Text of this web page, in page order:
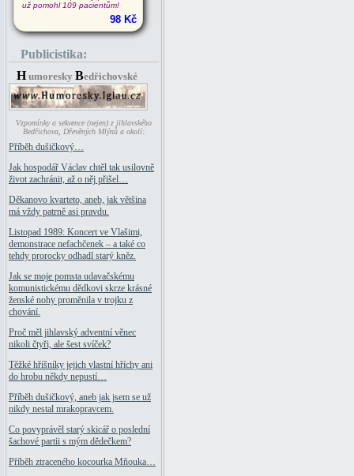
už pomohl 109 pacientům!
98 Kč
Publicistika:
H umoresky Bedřichovské
Vzpomínky a sekvence (nejen) z jihlavského
Bedřichova, Dřevěných Mlýnů a okolí:
Příběh dušičkový…
Jak hospodář Václav chtěl tak usilovně
život zachránit, až o něj přišel…
Děkanovo kvarteto, aneb, jak většina
má vždy patrně asi pravdu.
Listopad 1989: Koncert ve Vlašimi,
demonstrace nefachčenek – a také co
tehdy prorocky odhadl starý kněz.
Jak se moje pomsta udavačskému
komunistickému dědkovi skrze krásné
ženské nohy proměnila v trojku z
chování.
Proč měl jihlavský adventní věnec
nikoli čtyři, ale šest svíček?
Těžké hříšníky jejich vlastní hříchy ani
do hrobu někdy nepustí…
Příběh dušičkový, aneb jak jsem se už
nikdy nestal mrakopravcem.
Co povyprávěl starý skicář o poslední
šachové partii s mým dědečkem?
Příběh ztraceného kocourka Mňouka…